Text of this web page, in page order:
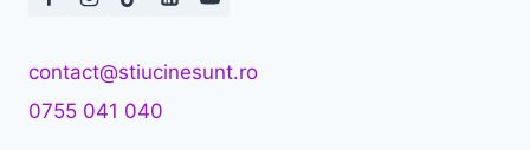
contact@stiucinesunt.ro
0755 041 040